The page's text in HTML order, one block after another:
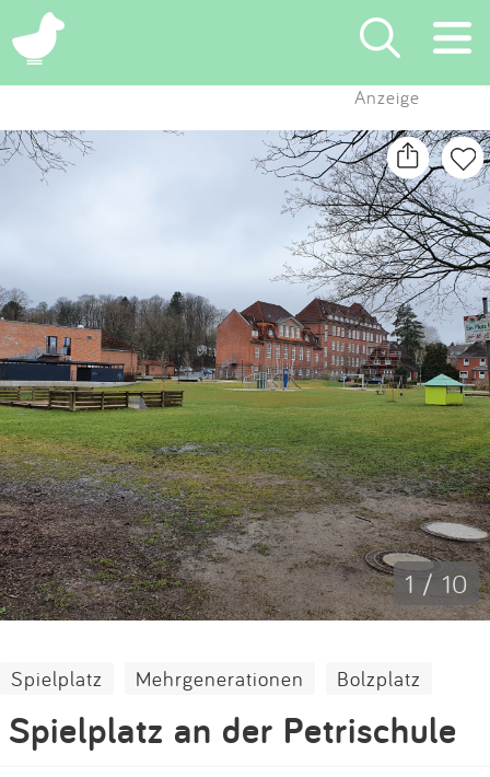
×
Suchen
Eintragen
Blog
Partner
Kontakt
Impressum
Anmelden
Anzeige
1 / 10
Spielplatz Mehrgenerationen Bolzplatz
Spielplatz an der Petrischule